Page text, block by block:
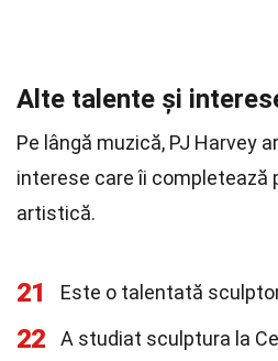
Alte talente și
Pe lângă muzică, PJ Harvey
interese care îi completează
artistică.
21 Este o talentată
22
A studiat sculptura la